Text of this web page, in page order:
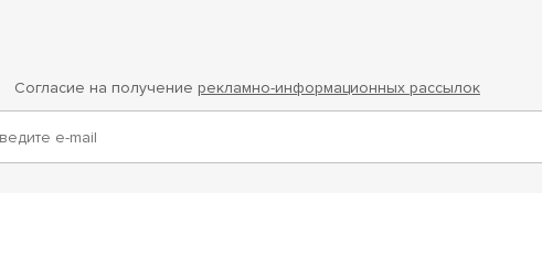
Согласие на получение рекламно-информационных рассылок